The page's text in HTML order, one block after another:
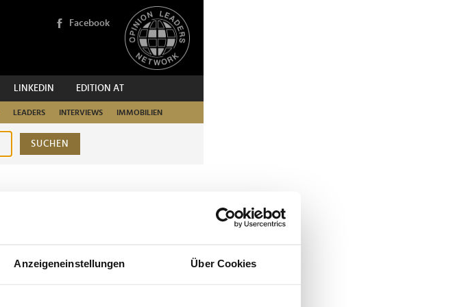
Anzeigeneinstellungen Über Cookies
Facebook
LINKEDIN EDITION AT
LEADERS INTERVIEWS IMMOBILIEN
SUCHEN